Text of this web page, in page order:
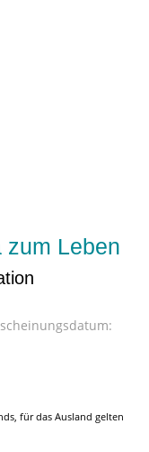
zum Leben
für das Ausland gelten